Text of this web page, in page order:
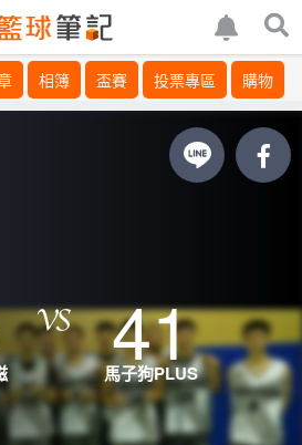
相簿 盃賽 投票專區 購物
41
馬子狗PLUS